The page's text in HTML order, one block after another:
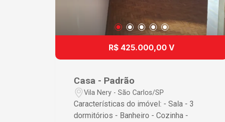
R$ 425.000,00 V
Casa - Padrão
Vila Nery - São Carlos/SP
Características do imóvel: - Sala - 3
dormitórios - Banheiro - Cozinha -